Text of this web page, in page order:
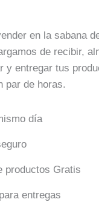
en la sabana
de recibir,
y entregar tus
par de horas.
día
productos Gratis
entregas